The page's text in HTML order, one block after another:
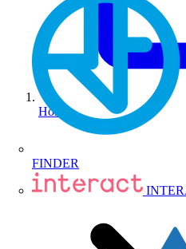
FINDER
Home